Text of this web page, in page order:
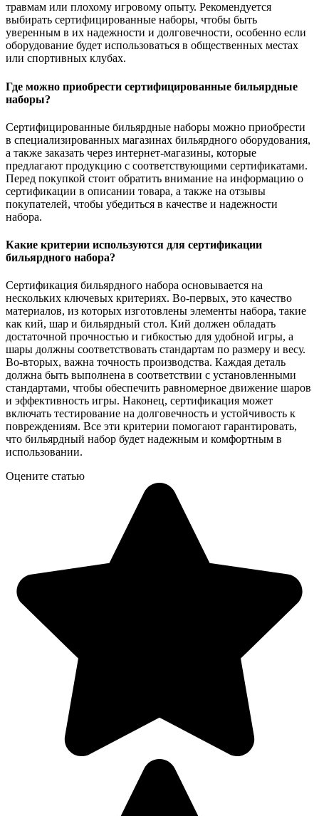
травмам или плохому игровому опыту. Рекомендуется
выбирать сертифицированные наборы, чтобы быть
уверенным в их надежности и долговечности, особенно если
оборудование будет использоваться в общественных местах
или спортивных клубах.
Где можно приобрести сертифицированные бильярдные
наборы?
Сертифицированные бильярдные наборы можно приобрести
в специализированных магазинах бильярдного оборудования,
а также заказать через интернет-магазины, которые
предлагают продукцию с соответствующими сертификатами.
Перед покупкой стоит обратить внимание на информацию о
сертификации в описании товара, а также на отзывы
покупателей, чтобы убедиться в качестве и надежности
набора.
Какие критерии используются для сертификации
бильярдного набора?
Сертификация бильярдного набора основывается на
нескольких ключевых критериях. Во-первых, это качество
материалов, из которых изготовлены элементы набора, такие
как кий, шар и бильярдный стол. Кий должен обладать
достаточной прочностью и гибкостью для удобной игры, а
шары должны соответствовать стандартам по размеру и весу.
Во-вторых, важна точность производства. Каждая деталь
должна быть выполнена в соответствии с установленными
стандартами, чтобы обеспечить равномерное движение шаров
и эффективность игры. Наконец, сертификация может
включать тестирование на долговечность и устойчивость к
повреждениям. Все эти критерии помогают гарантировать,
что бильярдный набор будет надежным и комфортным в
использовании.
Оцените статью